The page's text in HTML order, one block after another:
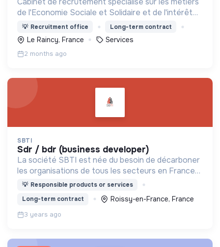
de l'Economie Sociale et Solidaire et de l'intérêt
général
💡 Recruitment office Long-term contract
Le Raincy, France Services
2 months ago
SBTI
sdr / bdr (business developer)
La société SBTI est née du besoin de décarboner
les organisations de tous les secteurs en France
(entreprises, industries, collectivités, etc.).
💡 Responsible products or services
Long-term contract
Roissy-en-France, France
3 years ago